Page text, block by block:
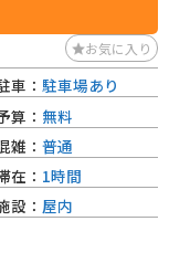
は美しい自然の中で
のスポットとしても人
お気に入り
車： 駐車場あり
算： 無料
雑： 普通
在： 1時間
設： 屋内